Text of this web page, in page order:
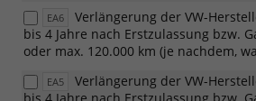
EA6
Verlängerung der VW-
bis 4 Jahre nach Erstzulassung bzw.
oder max. 120.000 km (je nachdem,
EA5
Verlängerung der VW-
bis 4 Jahre nach Erstzulassung bzw.